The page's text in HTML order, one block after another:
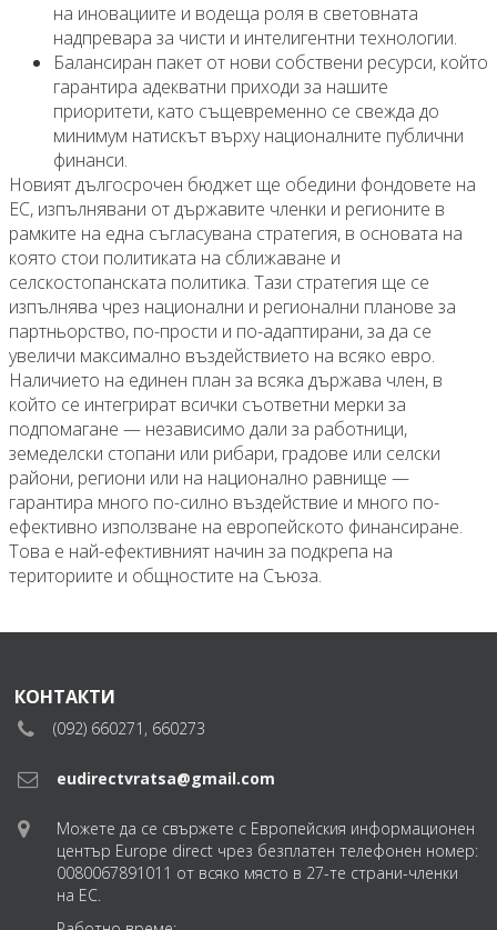
на иновациите и водеща роля в световната
надпревара за чисти и интелигентни технологии.
Балансиран пакет от нови собствени ресурси, който
гарантира адекватни приходи за нашите
приоритети, като същевременно се свежда до
минимум натискът върху националните публични
финанси.
Новият дългосрочен бюджет ще обедини фондовете на
ЕС, изпълнявани от държавите членки и регионите в
рамките на една съгласувана стратегия, в основата на
която стои политиката на сближаване и
селскостопанската политика. Тази стратегия ще се
изпълнява чрез национални и регионални планове за
партньорство, по-прости и по-адаптирани, за да се
увеличи максимално въздействието на всяко евро.
Наличието на единен план за всяка държава член, в
който се интегрират всички съответни мерки за
подпомагане — независимо дали за работници,
земеделски стопани или рибари, градове или селски
райони, региони или на национално равнище —
гарантира много по-силно въздействие и много по-
ефективно използване на европейското финансиране.
Това е най-ефективният начин за подкрепа на
териториите и общностите на Съюза.
КОНТАКТИ
(092) 660271, 660273
eudirectvratsa@gmail.com
Можете да се свържете с Европейския информационен
център Europe direct чрез безплатен телефонен номер:
0080067891011 от всяко място в 27-те страни-членки
на ЕС.